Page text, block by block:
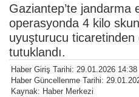
Gaziantep’te jandarma
operasyonda 4 kilo
uyuşturucu ticaretinden
tutuklandı.
Haber Giriş Tarihi: 29.01.2026 14:38
Haber Güncellenme Tarihi:
Kaynak: Haber Merkezi